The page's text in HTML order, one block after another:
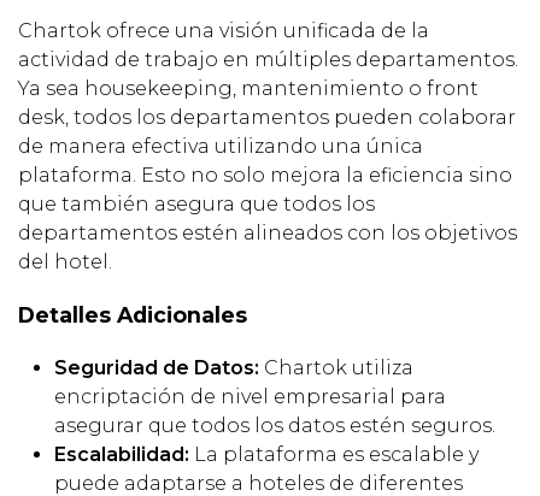
Chartok ofrece una visión unificada de la
actividad de trabajo en múltiples departamentos.
Ya sea housekeeping, mantenimiento o front
desk, todos los departamentos pueden colaborar
de manera efectiva utilizando una única
plataforma. Esto no solo mejora la eficiencia sino
que también asegura que todos los
departamentos estén alineados con los objetivos
del hotel.
Detalles Adicionales
Seguridad de Datos: Chartok utiliza
encriptación de nivel empresarial para
asegurar que todos los datos estén seguros.
Escalabilidad: La plataforma es escalable y
puede adaptarse a hoteles de diferentes